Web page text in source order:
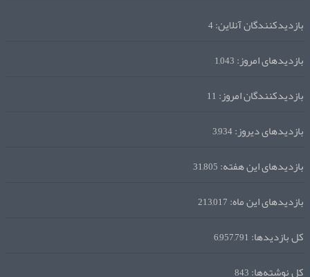
بازدیدکنندگان آنلاین:4
بازدیدهای امروز:1,043
بازدیدکنندگان امروز:11
بازدیدهای دیروز:3,934
بازدیدهای این هفته:31,805
بازدیدهای این ماه:213,017
کل بازدیدها:6,957,791
کل نوشته‌ها:843